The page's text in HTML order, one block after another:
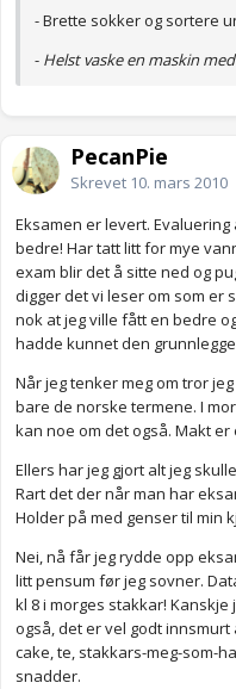
- Brette sokker og sortere
- Helst vaske en maskin
PecanPie
Skrevet 10. mars 2010
Eksamen er levert.
bedre! Har tatt litt for mye
exam blir det å sitte ned og
digger det vi leser om som er
nok at jeg ville fått en bedre
hadde kunnet den
Når jeg tenker meg om tror
bare de norske termene. I
kan noe om det også. Makt
Ellers har jeg gjort alt jeg
Rart det der når man har
Holder på med genser til min
Nei, nå får jeg rydde opp
litt pensum før jeg sovner.
kl 8 i morges stakkar!
også, det er vel godt
cake, te, stakkars-meg-som-
snadder.